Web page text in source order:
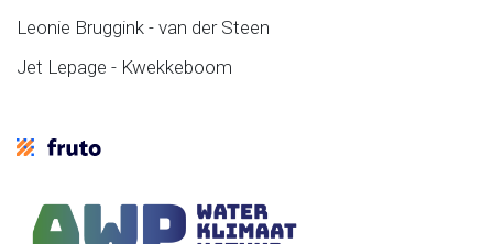
Leonie Bruggink - van der Steen
Jet Lepage - Kwekkeboom